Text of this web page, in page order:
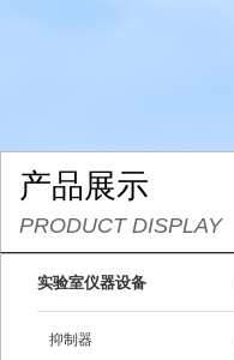
产品展示
PRODUCT DISPLAY
实验室仪器设备
抑制器